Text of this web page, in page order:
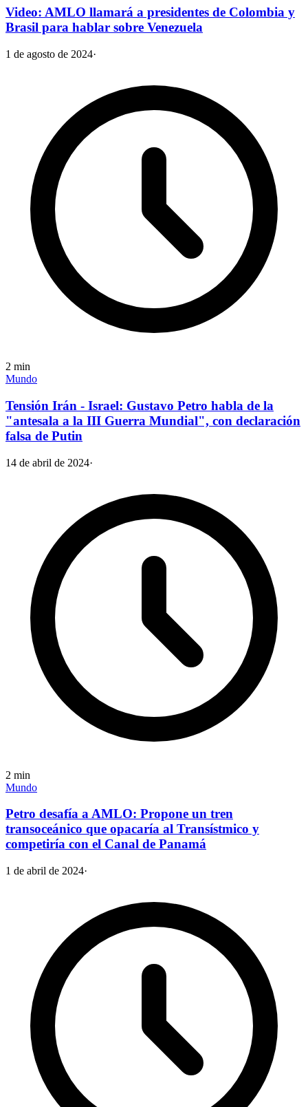
Video: AMLO llamará a presidentes de Colombia y
Brasil para hablar sobre Venezuela
1 de agosto de 2024·
2 min
Mundo
Tensión Irán - Israel: Gustavo Petro habla de la
"antesala a la III Guerra Mundial", con declaración
falsa de Putin
14 de abril de 2024·
2 min
Mundo
Petro desafía a AMLO: Propone un tren
transoceánico que opacaría al Transístmico y
competiría con el Canal de Panamá
1 de abril de 2024·